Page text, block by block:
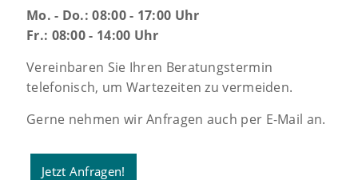
Mo. - Do.: 08:00 - 17:00 Uhr
Fr.: 08:00 - 14:00 Uhr
Vereinbaren Sie Ihren Beratungstermin
telefonisch, um Wartezeiten zu vermeiden.
Gerne nehmen wir Anfragen auch per E-Mail an.
Jetzt Anfragen!